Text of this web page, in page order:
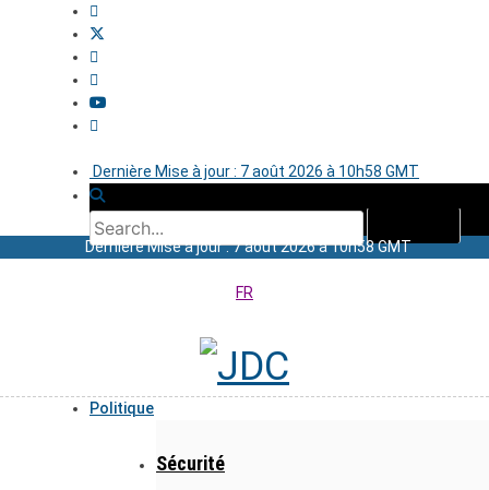
Dernière Mise à jour : 7 août 2026 à 10h58 GMT
Dernière Mise à jour : 7 août 2026 à 10h58 GMT
FR
Politique
Sécurité